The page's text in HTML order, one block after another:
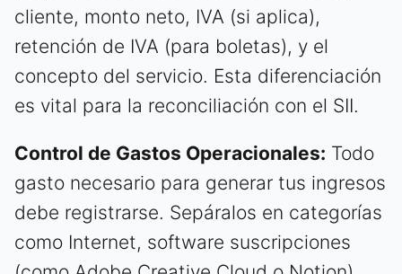
cliente, monto neto, IVA (si aplica),
retención de IVA (para boletas), y el
concepto del servicio. Esta diferenciación
es vital para la reconciliación con el SII.
Control de Gastos Operacionales: Todo
gasto necesario para generar tus ingresos
debe registrarse. Sepáralos en categorías
como Internet, software suscripciones